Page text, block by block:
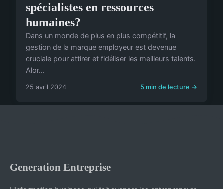
spécialistes en ressources
humaines?
Dans un monde de plus en plus compétitif, la
gestion de la marque employeur est devenue
cruciale pour attirer et fidéliser les meilleurs talents.
Alor...
25 avril 2024 5 min de lecture →
Generation Entreprise